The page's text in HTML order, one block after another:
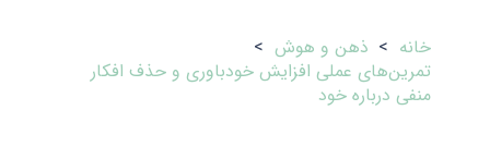
خانه > ذهن و هوش >
تمرین‌های عملی افزایش خودباوری و حذف افکار
منفی درباره خود